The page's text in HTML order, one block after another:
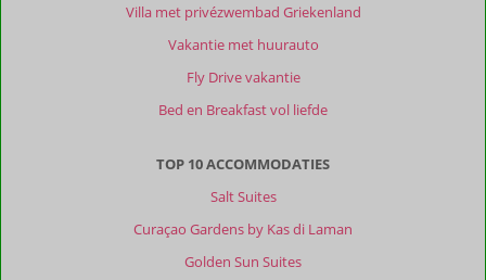
Villa met privézwembad Griekenland
Vakantie met huurauto
Fly Drive vakantie
Bed en Breakfast vol liefde
TOP 10 ACCOMMODATIES
Salt Suites
Curaçao Gardens by Kas di Laman
Golden Sun Suites